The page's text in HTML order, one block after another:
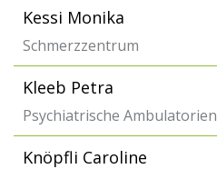
Kessi Monika
Schmerzzentrum
Kleeb Petra
Psychiatrische Ambulatorien
Knöpfli Caroline